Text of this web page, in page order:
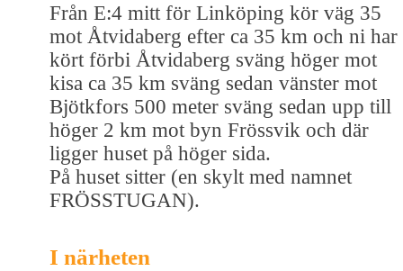
Från E:4 mitt för Linköping kör väg 35
mot Åtvidaberg efter ca 35 km och ni har
kört förbi Åtvidaberg sväng höger mot
kisa ca 35 km sväng sedan vänster mot
Bjötkfors 500 meter sväng sedan upp till
höger 2 km mot byn Frössvik och där
ligger huset på höger sida.
På huset sitter (en skylt med namnet
FRÖSSTUGAN).
I närheten